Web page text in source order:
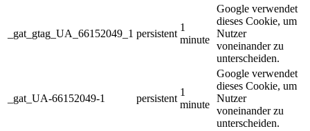
_gat_gtag_UA_66152049_1 persistent
1
minute
Google verwendet
dieses Cookie, um
Nutzer
voneinander zu
unterscheiden.
_gat_UA-66152049-1 persistent
1
minute
Google verwendet
dieses Cookie, um
Nutzer
voneinander zu
unterscheiden.